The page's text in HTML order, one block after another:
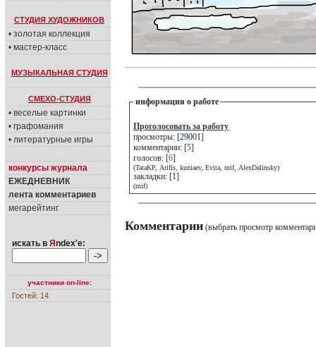
СТУДИЯ ХУДОЖНИКОВ
• золотая коллекция
• мастер-класс
МУЗЫКАЛЬНАЯ СТУДИЯ
СМЕХО-СТУДИЯ
• веселые картинки
• графомания
• литературные игры
конкурсы журнала
ЕЖЕДНЕВНИК
лента комментариев
мегарейтинг
искать в Я ndex'е:
участники on-line:
Гостей: 14
информация о работе
Проголосовать за работу
просмотры: [29001]
комментарии: [5]
голосов: [6]
(TataKP, Arifis, kuniaev, Evita, mif, AlexDalinsky)
закладки: [1]
(mif)
Комментарии (выбрать просмотр